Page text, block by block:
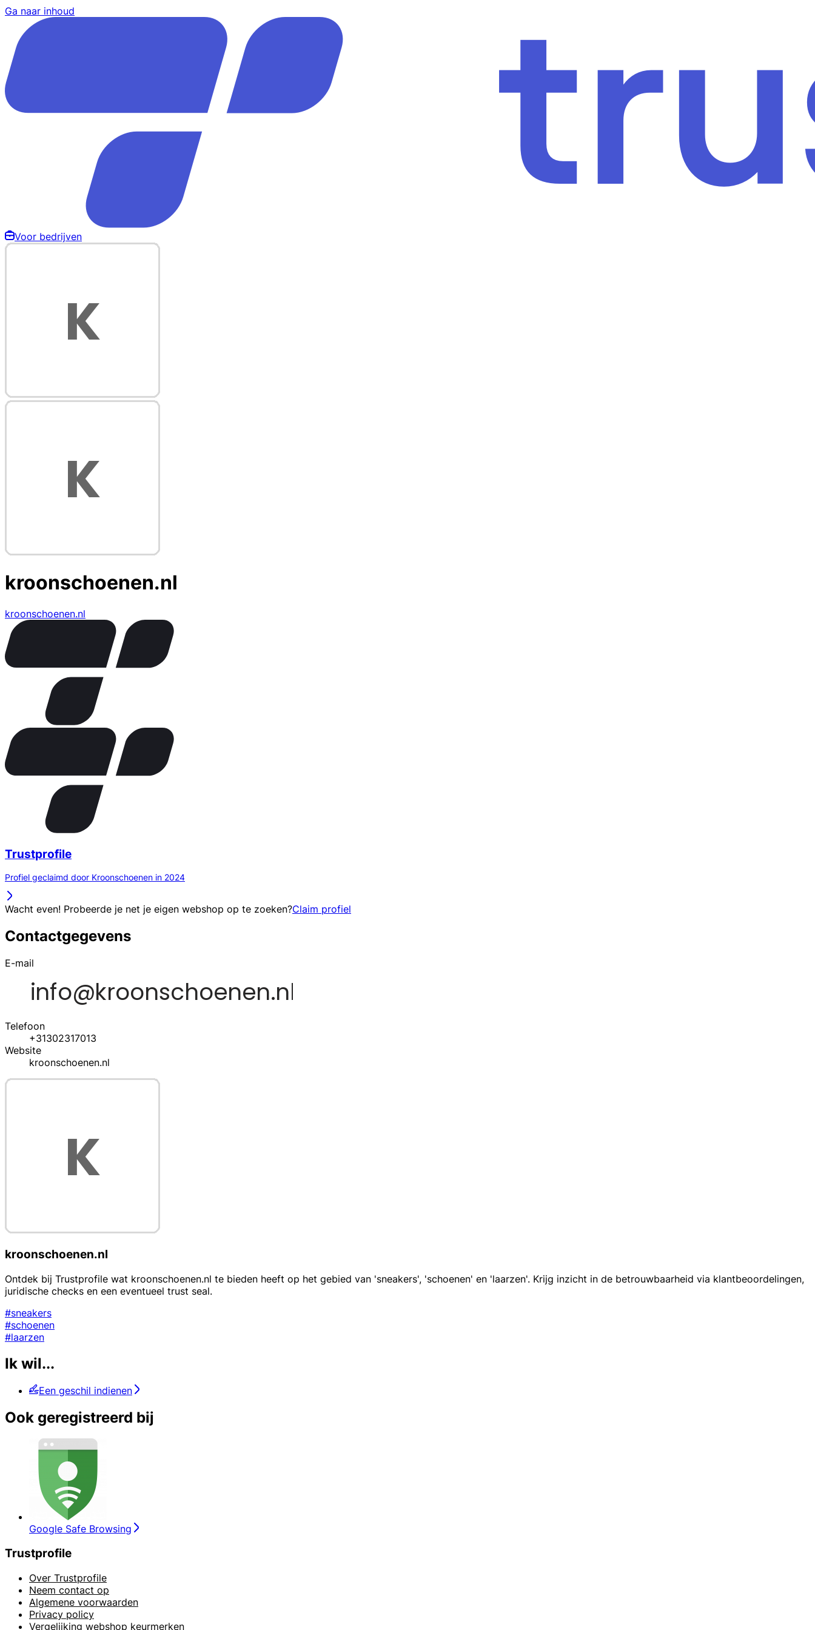
Ga naar inhoud
Voor bedrijven
kroonschoenen.nl
kroonschoenen.nl
Trustprofile
Profiel geclaimd door Kroonschoenen in 2024
Wacht even! Probeerde je net je eigen webshop op te zoeken?Claim profiel
Contactgegevens
E-mail
Telefoon
+31302317013
Website
kroonschoenen.nl
kroonschoenen.nl
Ontdek bij Trustprofile wat kroonschoenen.nl te bieden heeft op het gebied van 'sneakers', 'schoenen' en 'laarzen'. Krijg inzicht in de betrouwbaarheid via klantbeoordelingen,
juridische checks en een eventueel trust seal.
#sneakers
#schoenen
#laarzen
Ik wil...
Een geschil indienen
Ook geregistreerd bij
Google Safe Browsing
Trustprofile
Over Trustprofile
Neem contact op
Algemene voorwaarden
Privacy policy
Vergelijking webshop keurmerken